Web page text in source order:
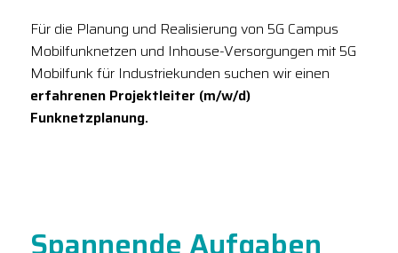
Für die Planung und Realisierung von 5G Campus
Mobilfunknetzen und Inhouse-Versorgungen mit 5G
Mobilfunk für Industriekunden suchen wir einen
erfahrenen Projektleiter (m/w/d)
Funknetzplanung.